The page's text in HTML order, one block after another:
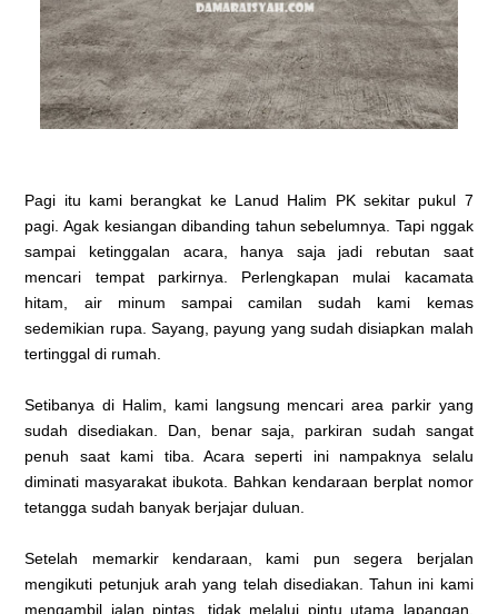
Pagi itu kami berangkat ke Lanud Halim PK sekitar pukul 7
pagi. Agak kesiangan dibanding tahun sebelumnya. Tapi nggak
sampai ketinggalan acara, hanya saja jadi rebutan saat
mencari tempat parkirnya. Perlengkapan mulai kacamata
hitam, air minum sampai camilan sudah kami kemas
sedemikian rupa. Sayang, payung yang sudah disiapkan malah
tertinggal di rumah.
Setibanya di Halim, kami langsung mencari area parkir yang
sudah disediakan. Dan, benar saja, parkiran sudah sangat
penuh saat kami tiba. Acara seperti ini nampaknya selalu
diminati masyarakat ibukota. Bahkan kendaraan berplat nomor
tetangga sudah banyak berjajar duluan.
Setelah memarkir kendaraan, kami pun segera berjalan
mengikuti petunjuk arah yang telah disediakan. Tahun ini kami
mengambil jalan pintas, tidak melalui pintu utama lapangan.